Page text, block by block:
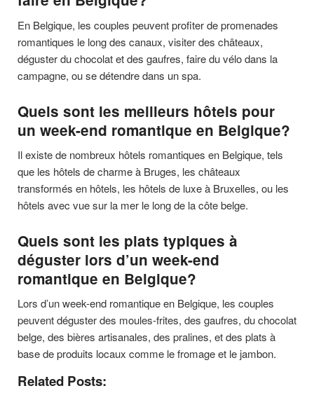
En Belgique, les couples peuvent profiter de promenades
romantiques le long des canaux, visiter des châteaux,
déguster du chocolat et des gaufres, faire du vélo dans la
campagne, ou se détendre dans un spa.
Quels sont les meilleurs hôtels pour
un week-end romantique en Belgique?
Il existe de nombreux hôtels romantiques en Belgique, tels
que les hôtels de charme à Bruges, les châteaux
transformés en hôtels, les hôtels de luxe à Bruxelles, ou les
hôtels avec vue sur la mer le long de la côte belge.
Quels sont les plats typiques à
déguster lors d’un week-end
romantique en Belgique?
Lors d’un week-end romantique en Belgique, les couples
peuvent déguster des moules-frites, des gaufres, du chocolat
belge, des bières artisanales, des pralines, et des plats à
base de produits locaux comme le fromage et le jambon.
Related Posts: